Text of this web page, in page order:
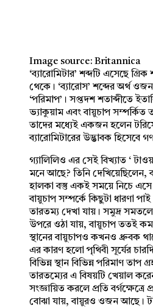
Image source: Britannica
‘ব্যারোমিটার’ শব্দটি এসেছে গ্রিক
থেকে। ‘ব্যারোস’ শব্দের অর্থ
‘পরিমাপ’। সপ্তদশ শতাব্দীতে
ভ্যাকুয়াম এবং বায়ুচাপ সম্পর্কিত
তাদের মধ্যেই একজন হলেন
ব্যারোমিটারের উদ্ভাবক হিসেবে
গ্যালিলিও এর সেই বিখ্যাত ‘
মনে আছে? তিনি দেখিয়েছিলেন,
হালকা বস্তু একই সময়ে নিচে
বায়ুচাপ সম্পর্কে কিছুটা ধারণা
তারতম্য দেখা যায়। সমুদ্র
উপরে ওঠা যায়, বায়ুচাপ ততই
স্থানের বায়ুচাপও কখনও ধ্রুবক
এর কারণ হলো পৃথিবী সূর্যের
বিভিন্ন স্থান বিভিন্ন পরিমাণ তাপ
তারতম্যের এ বিষয়টি খেয়াল
সংজ্ঞায়িত করলে প্রতি
বোঝা যায়, বায়ুরও ওজন আছে।